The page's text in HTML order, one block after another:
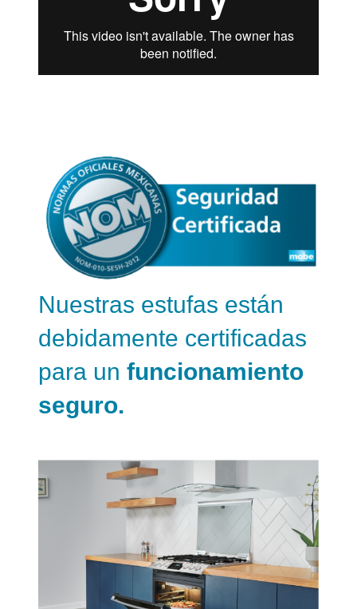
Nuestras estufas están
debidamente certificadas
para un funcionamiento
seguro.